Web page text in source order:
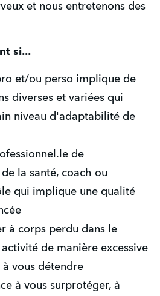
et nous entretenons des
si...
et/ou perso implique de
diverses et variées qui
niveau d'adaptabilité de
de
de la santé, coach ou
qui implique une qualité
à corps perdu dans le
de manière excessive
à vous détendre
à vous surprotéger, à